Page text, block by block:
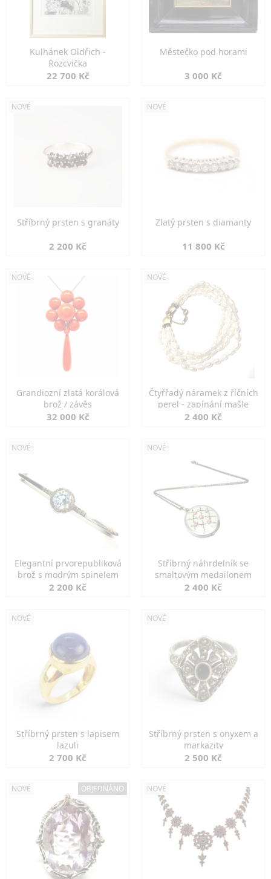
Kulhánek Oldřich -
Rozcvička
22 700 Kč
Městečko pod horami
3 000 Kč
NOVÉ
Stříbrný prsten s granáty
2 200 Kč
NOVÉ
Zlatý prsten s diamanty
11 800 Kč
NOVÉ
Grandiozní zlatá korálová
brož / závěs
32 000 Kč
NOVÉ
Čtyřřadý náramek z říčních
perel - zapínání mašle
2 400 Kč
NOVÉ
Elegantní prvorepubliková
brož s modrým spinelem
2 200 Kč
NOVÉ
Stříbrný náhrdelník se
smaltovým medailonem
2 400 Kč
NOVÉ
Stříbrný prsten s lapisem
lazuli
2 700 Kč
NOVÉ
Stříbrný prsten s onyxem a
markazity
2 500 Kč
NOVÉ OBJEDNÁNO NOVÉ